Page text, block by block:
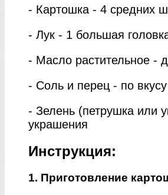
- Картошка - 4 средних
- Лук - 1 большая
- Масло растительное -
- Соль и перец - по вкусу
- Зелень (петрушка или
украшения
Инструкция:
1. Приготовление